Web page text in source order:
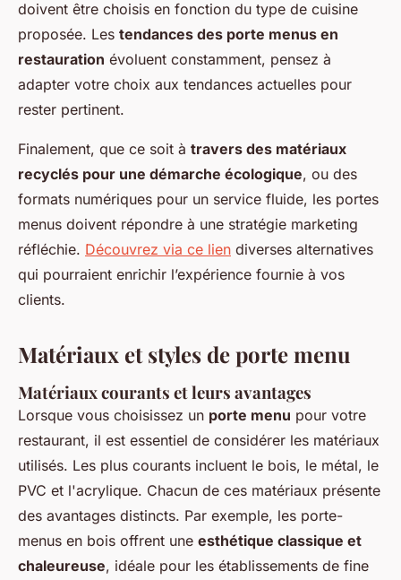
doivent être choisis en fonction du type de cuisine
proposée. Les tendances des porte menus en
restauration évoluent constamment, pensez à
adapter votre choix aux tendances actuelles pour
rester pertinent.
Finalement, que ce soit à travers des matériaux
recyclés pour une démarche écologique, ou des
formats numériques pour un service fluide, les portes
menus doivent répondre à une stratégie marketing
réfléchie. Découvrez via ce lien diverses alternatives
qui pourraient enrichir l’expérience fournie à vos
clients.
Matériaux et styles de porte menu
Matériaux courants et leurs avantages
Lorsque vous choisissez un porte menu pour votre
restaurant, il est essentiel de considérer les matériaux
utilisés. Les plus courants incluent le bois, le métal, le
PVC et l'acrylique. Chacun de ces matériaux présente
des avantages distincts. Par exemple, les porte-
menus en bois offrent une esthétique classique et
chaleureuse, idéale pour les établissements de fine